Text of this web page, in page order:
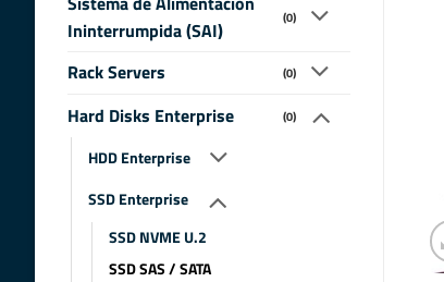
Ininterrumpida (SAI)
(0)
Rack Servers (0)
Hard Disks Enterprise (0)
HDD Enterprise
SSD Enterprise
SSD NVME U.2
SSD SAS / SATA